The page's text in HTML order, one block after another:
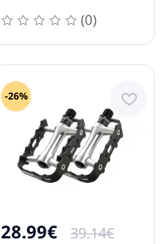
(0)
-26%
28.99€ 39.14€